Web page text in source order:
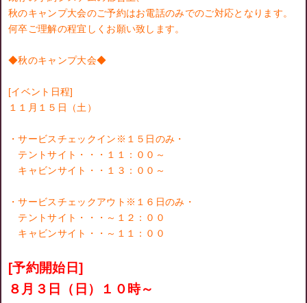
秋のキャンプ大会のご予約はお電話のみでのご対応となります。
何卒ご理解の程宜しくお願い致します。
◆秋のキャンプ大会◆
[イベント日程]
１１月１５日（土）
・サービスチェックイン※１５日のみ・
テントサイト・・・１１：００～
キャビンサイト・・１３：００～
・サービスチェックアウト※１６日のみ・
テントサイト・・・～１２：００
キャビンサイト・・～１１：００
[予約開始日]
８月３日（日）１０時～